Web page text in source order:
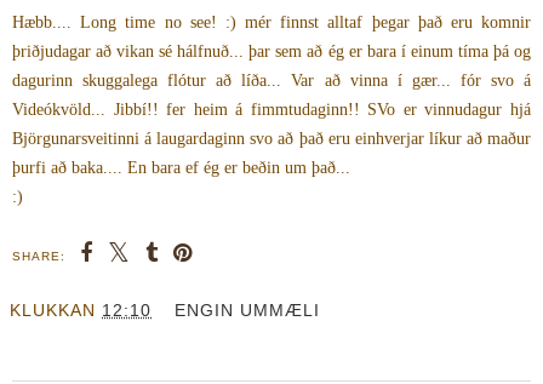
Hæbb.... Long time no see! :) mér finnst alltaf þegar það eru komnir
þriðjudagar að vikan sé hálfnuð... þar sem að ég er bara í einum tíma þá og
dagurinn skuggalega flótur að líða... Var að vinna í gær... fór svo á
Videókvöld... Jibbí!! fer heim á fimmtudaginn!! SVo er vinnudagur hjá
Björgunarsveitinni á laugardaginn svo að það eru einhverjar líkur að maður
þurfi að baka.... En bara ef ég er beðin um það...
:)
SHARE:
KLUKKAN 12:10 ENGIN UMMÆLI